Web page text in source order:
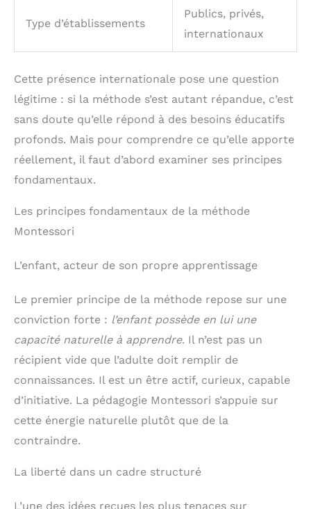
Type d’établissements
Publics, privés,
internationaux
Cette présence internationale pose une question
légitime : si la méthode s’est autant répandue, c’est
sans doute qu’elle répond à des besoins éducatifs
profonds. Mais pour comprendre ce qu’elle apporte
réellement, il faut d’abord examiner ses principes
fondamentaux.
Les principes fondamentaux de la méthode
Montessori
L’enfant, acteur de son propre apprentissage
Le premier principe de la méthode repose sur une
conviction forte : l’enfant possède en lui une
capacité naturelle à apprendre. Il n’est pas un
récipient vide que l’adulte doit remplir de
connaissances. Il est un être actif, curieux, capable
d’initiative. La pédagogie Montessori s’appuie sur
cette énergie naturelle plutôt que de la
contraindre.
La liberté dans un cadre structuré
L’une des idées reçues les plus tenaces sur